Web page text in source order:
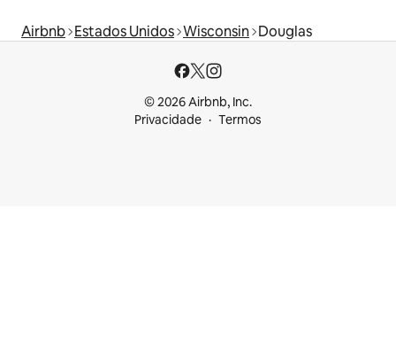
Airbnb Estados Unidos Wisconsin Douglas
© 2026 Airbnb, Inc.
Privacidade
Termos